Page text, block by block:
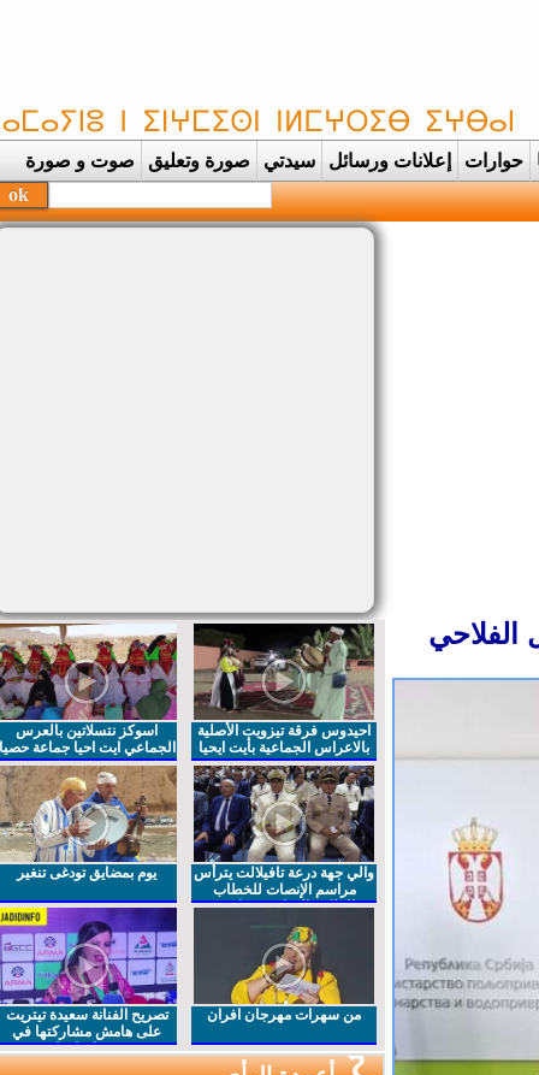
حوارات إعلانات ورسائل سيدتي صورة وتعليق صوت و صورة
احيدوس فرقة تيزويت الأصلية
بالاعراس الجماعية بأيت ايحيا
اسوكز نتسلاتين بالعرس
الجماعي ايت احيا جماعة حصيا
والي جهة درعة تافيلالت يترأس
مراسم الإنصات للخطاب
الملكي السامي بمناسبة
يوم بمضايق تودغى تنغير
من سهرات مهرجان افران
تصريح الفنانة سعيدة تيتريت
على هامش مشاركتها في
مهرجان افران